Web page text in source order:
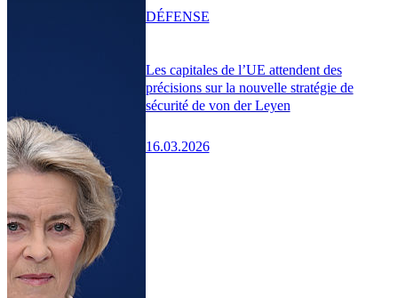
Les capitales de l’UE attendent des
précisions sur la nouvelle stratégie de
sécurité de von der Leyen
16.03.2026
DÉFENSE